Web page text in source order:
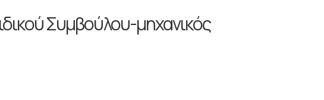
Συμβούλου-μηχανικός